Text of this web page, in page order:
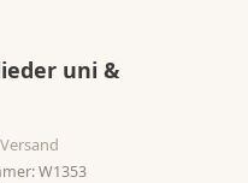
uni &
W1353